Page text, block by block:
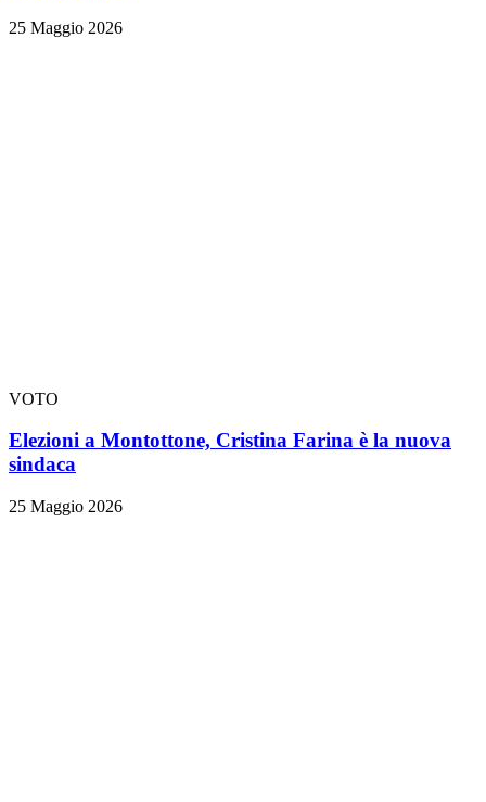
25 Maggio 2026
VOTO
Elezioni a Montottone, Cristina Farina è la nuova
sindaca
25 Maggio 2026